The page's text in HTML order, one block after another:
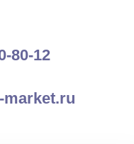
80-12
market.ru